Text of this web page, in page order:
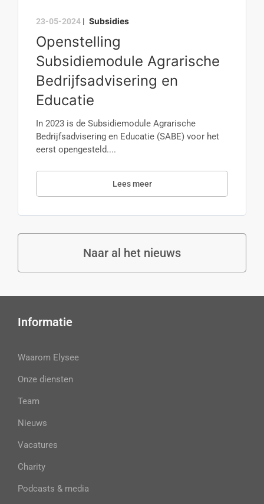
23-05-2024 | Subsidies
Openstelling
Subsidiemodule Agrarische
Bedrijfsadvisering en
Educatie
In 2023 is de Subsidiemodule Agrarische
Bedrijfsadvisering en Educatie (SABE) voor het
eerst opengesteld....
Lees meer
Naar al het nieuws
Informatie
Waarom Elysee
Onze diensten
Team
Nieuws
Vacatures
Charity
Podcasts & media